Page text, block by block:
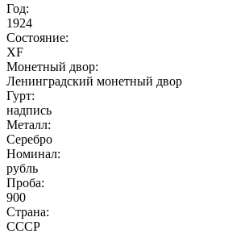
Год:
1924
Состояние:
XF
Монетный двор:
Ленинградский монетный двор
Гурт:
надпись
Металл:
Серебро
Номинал:
рубль
Проба:
900
Страна:
СССР